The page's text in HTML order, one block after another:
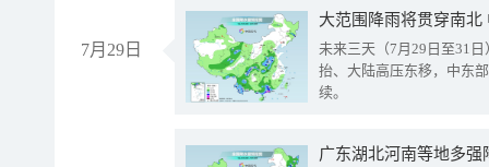
7月29日
大范围降雨将贯穿南
未来三天（7月29日至31
抬、大陆高压东移，中东
续。
广东湖北河南等地多